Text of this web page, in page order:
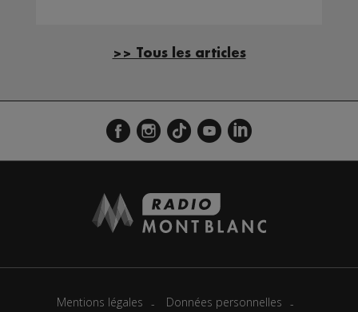
>> Tous les articles
Mentions légales
Données personnelles